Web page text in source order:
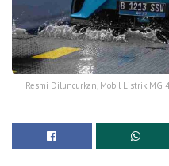
Resmi Diluncurkan, Mobil Listrik MG